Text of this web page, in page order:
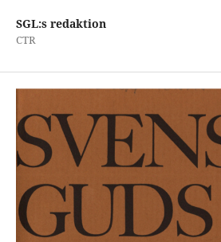
SGL:s redaktion
CTR